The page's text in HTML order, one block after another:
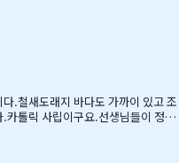
.철새도래지 바다도 가까이 있고 조
톨릭 사립이구요.선생님들이 정말
님께서 괜찮다고남자아이들은 그렇